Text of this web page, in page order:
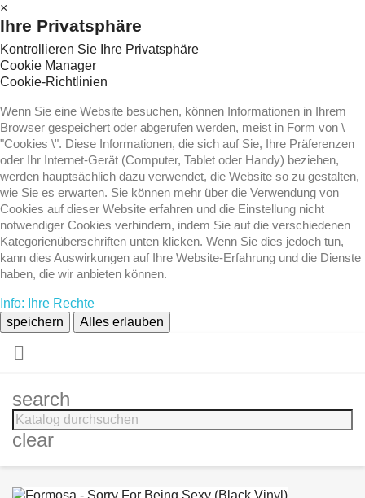
×
Ihre Privatsphäre
Kontrollieren Sie Ihre Privatsphäre
Cookie Manager
Cookie-Richtlinien
Wenn Sie eine Website besuchen, können Informationen in Ihrem
Browser gespeichert oder abgerufen werden, meist in Form von \
"Cookies \". Diese Informationen, die sich auf Sie, Ihre Präferenzen
oder Ihr Internet-Gerät (Computer, Tablet oder Handy) beziehen,
werden hauptsächlich dazu verwendet, die Website so zu gestalten,
wie Sie es erwarten. Sie können mehr über die Verwendung von
Cookies auf dieser Website erfahren und die Einstellung nicht
notwendiger Cookies verhindern, indem Sie auf die verschiedenen
Kategorienüberschriften unten klicken. Wenn Sie dies jedoch tun,
kann dies Auswirkungen auf Ihre Website-Erfahrung und die Dienste
haben, die wir anbieten können.
Info: Ihre Rechte
speichern
Alles erlauben

search
clear